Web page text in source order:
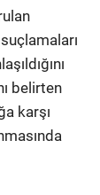
belirten
karşı